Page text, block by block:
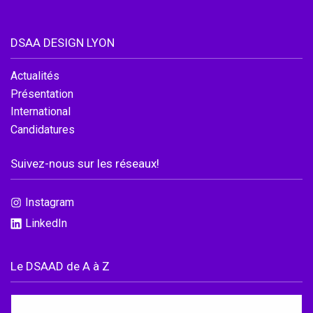
DSAA DESIGN LYON
Actualités
Présentation
International
Candidatures
Suivez-nous sur les réseaux!
Instagram
LinkedIn
Le DSAAD de A à Z